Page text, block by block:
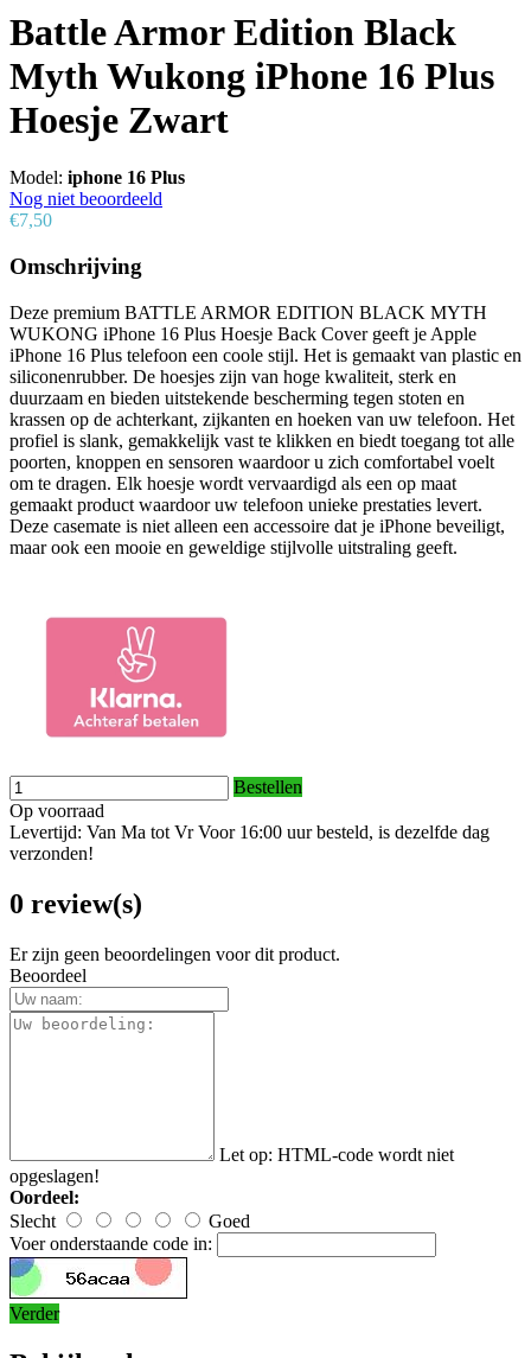
Battle Armor Edition Black
Myth Wukong iPhone 16 Plus
Hoesje Zwart
Model: iphone 16 Plus
Nog niet beoordeeld
€7,50
Omschrijving
Deze premium BATTLE ARMOR EDITION BLACK MYTH
WUKONG iPhone 16 Plus Hoesje Back Cover geeft je Apple
iPhone 16 Plus telefoon een coole stijl. Het is gemaakt van plastic en
siliconenrubber. De hoesjes zijn van hoge kwaliteit, sterk en
duurzaam en bieden uitstekende bescherming tegen stoten en
krassen op de achterkant, zijkanten en hoeken van uw telefoon. Het
profiel is slank, gemakkelijk vast te klikken en biedt toegang tot alle
poorten, knoppen en sensoren waardoor u zich comfortabel voelt
om te dragen. Elk hoesje wordt vervaardigd als een op maat
gemaakt product waardoor uw telefoon unieke prestaties levert.
Deze casemate is niet alleen een accessoire dat je iPhone beveiligt,
maar ook een mooie en geweldige stijlvolle uitstraling geeft.
Bestellen
Op voorraad
Levertijd: Van Ma tot Vr Voor 16:00 uur besteld, is dezelfde dag
verzonden!
0 review(s)
Er zijn geen beoordelingen voor dit product.
Beoordeel
Let op: HTML-code wordt niet
opgeslagen!
Oordeel:
Slecht
Goed
Voer onderstaande code in:
Verder